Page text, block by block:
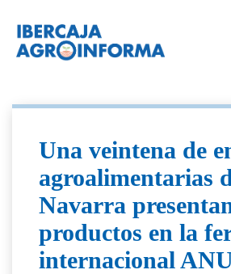
Una veintena de
agroalimentarias
Navarra
productos en la
internacional